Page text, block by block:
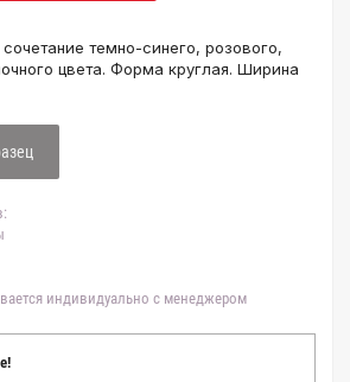
темно-синего, розового,
цвета. Форма круглая. Ширина
индивидуально с менеджером